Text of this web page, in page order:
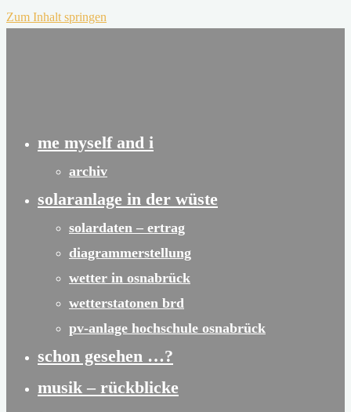
Zum Inhalt springen
me myself and i
archiv
solaranlage in der wüste
solardaten – ertrag
diagrammerstellung
wetter in osnabrück
wetterstatonen brd
pv-anlage hochschule osnabrück
schon gesehen …?
musik – rückblicke